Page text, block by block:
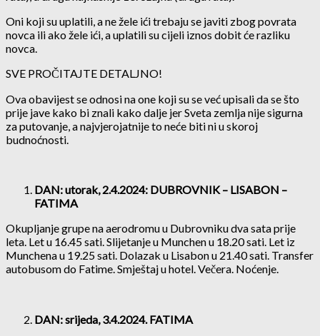
Oni koji su uplatili, a ne žele ići trebaju se javiti zbog povrata
novca ili ako žele ići, a uplatili su cijeli iznos dobit će razliku
novca.
SVE PROČITAJTE DETALJNO!
Ova obavijest se odnosi na one koji su se već upisali da se što
prije jave kako bi znali kako dalje jer Sveta zemlja nije sigurna
za putovanje, a najvjerojatnije to neće biti ni u skoroj
budnoćnosti.
DAN: utorak, 2.4.2024: DUBROVNIK – LISABON –
FATIMA
Okupljanje grupe na aerodromu u Dubrovniku dva sata prije
leta. Let u 16.45 sati. Slijetanje u Munchen u 18.20 sati. Let iz
Munchena u 19.25 sati. Dolazak u Lisabon u 21.40 sati. Transfer
autobusom do Fatime. Smještaj u hotel. Večera. Noćenje.
DAN: srijeda, 3.4.2024. FATIMA